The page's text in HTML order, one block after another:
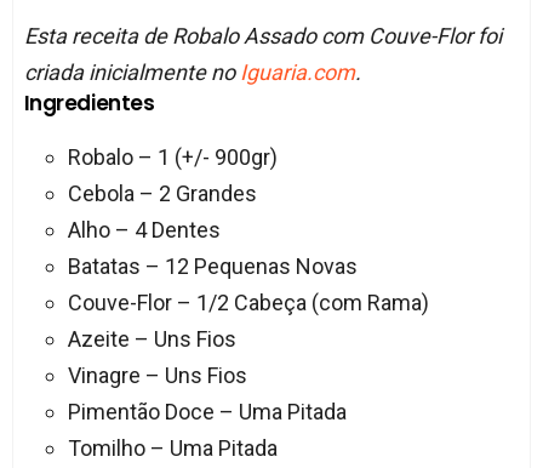
Esta receita de Robalo Assado com Couve-Flor foi
criada inicialmente no Iguaria.com.
Ingredientes
Robalo – 1 (+/- 900gr)
Cebola – 2 Grandes
Alho – 4 Dentes
Batatas – 12 Pequenas Novas
Couve-Flor – 1/2 Cabeça (com Rama)
Azeite – Uns Fios
Vinagre – Uns Fios
Pimentão Doce – Uma Pitada
Tomilho – Uma Pitada